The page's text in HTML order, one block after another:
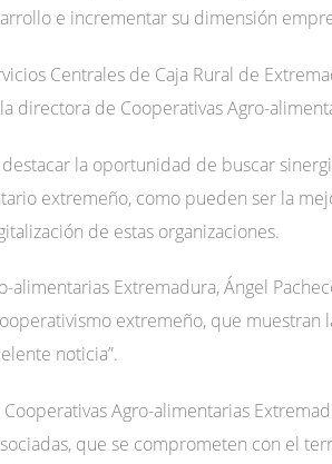
e incrementar su dimensión
Centrales de Caja Rural de
directora de Cooperativas Agro-
la oportunidad de buscar
extremeño, como pueden ser la
de estas organizaciones.
alimentarias Extremadura, Ángel
extremeño, que muestran
noticia”.
Agro-alimentarias
que se comprometen con el